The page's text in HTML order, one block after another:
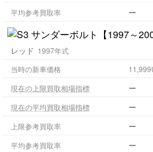
平均参考買取率 ー
レッド 1997年式
当時の新車価格
現在の上限買取相場指標
ー
現在の平均買取相場指標 ー
上限参考買取率 ー
平均参考買取率 ー